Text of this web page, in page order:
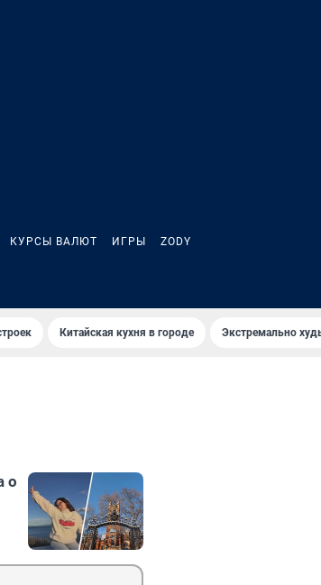
КУРСЫ ВАЛЮТ ИГРЫ ZODY
Китайская кухня в городе Экстремально
о